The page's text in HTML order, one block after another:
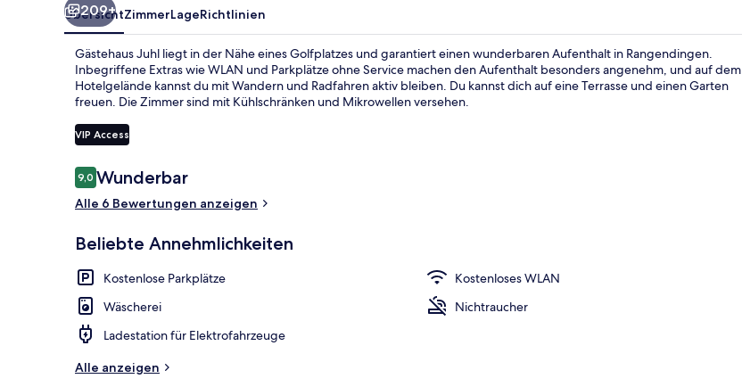
209+
ÜbersichtZimmerLageRichtlinien
Gästehaus Juhl liegt in der Nähe eines Golfplatzes und garantiert einen wunderbaren Aufenthalt in Rangendingen.
Inbegriffene Extras wie WLAN und Parkplätze ohne Service machen den Aufenthalt besonders angenehm, und auf dem
Hotelgelände kannst du mit Wandern und Radfahren aktiv bleiben. Du kannst dich auf eine Terrasse und einen Garten
freuen. Die Zimmer sind mit Kühlschränken und Mikrowellen versehen.
VIP Access
Bewertungen
9,09,0 von 10.
Wunderbar
Alle 6 Bewertungen anzeigen
Beliebte Annehmlichkeiten
Kostenlose Parkplätze
Kostenloses WLAN
Wäscherei
Nichtraucher
Ladestation für Elektrofahrzeuge
Alle anzeigen